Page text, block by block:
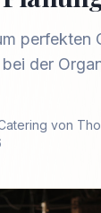
perfekten
der
von